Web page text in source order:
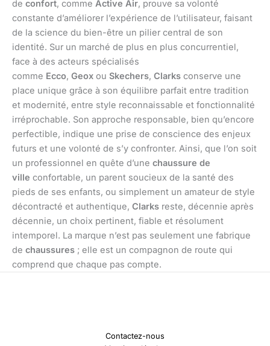
de confort, comme Active Air, prouve sa volonté
constante d’améliorer l’expérience de l’utilisateur, faisant
de la science du bien-être un pilier central de son
identité. Sur un marché de plus en plus concurrentiel,
face à des acteurs spécialisés
comme Ecco, Geox ou Skechers, Clarks conserve une
place unique grâce à son équilibre parfait entre tradition
et modernité, entre style reconnaissable et fonctionnalité
irréprochable. Son approche responsable, bien qu’encore
perfectible, indique une prise de conscience des enjeux
futurs et une volonté de s’y confronter. Ainsi, que l’on soit
un professionnel en quête d’une chaussure de
ville confortable, un parent soucieux de la santé des
pieds de ses enfants, ou simplement un amateur de style
décontracté et authentique, Clarks reste, décennie après
décennie, un choix pertinent, fiable et résolument
intemporel. La marque n’est pas seulement une fabrique
de chaussures ; elle est un compagnon de route qui
comprend que chaque pas compte.
Contactez-nous